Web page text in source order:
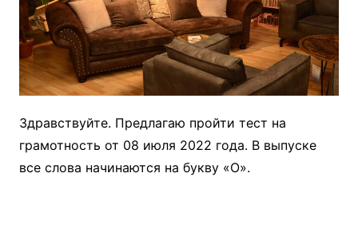
Здравствуйте. Предлагаю пройти тест на
грамотность от 08 июля 2022 года. В выпуске
все слова начинаются на букву «О».